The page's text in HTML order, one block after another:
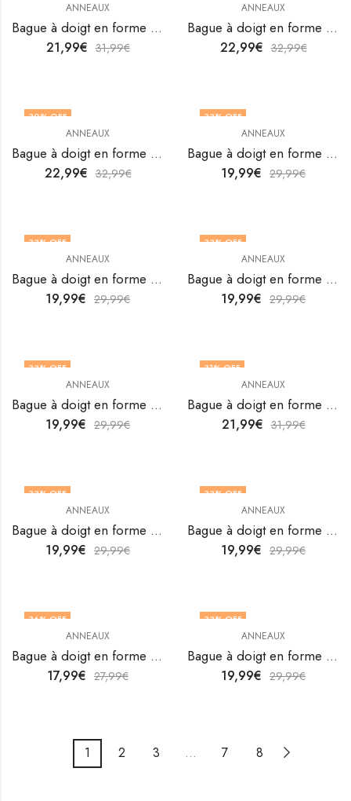
ANNEAUX
Bague à doigt en forme de cœur en acier inoxydable plaqué or 18 carats de V&F Jewelers
21,99€ 31,99€
ANNEAUX
Bague à doigt en forme de cœur en acier inoxydable plaqué or 18 carats de V&F Jewelers
22,99€ 32,99€
30% OFF
ANNEAUX
Bague à doigt en forme de cœur en acier inoxydable plaqué or 18 carats de V&F Jewelers
22,99€ 32,99€
33% OFF
ANNEAUX
Bague à doigt en forme de cœur en acier inoxydable plaqué or 18K de V&F Jewellers
19,99€ 29,99€
33% OFF
OUT OF STOCK
ANNEAUX
Bague à doigt en forme de cœur en acier inoxydable plaqué or 18K de V&F Jewellers
19,99€ 29,99€
33% OFF
OUT OF STOCK
ANNEAUX
Bague à doigt en forme de cœur en acier inoxydable plaqué or 18K de V&F Jewellers
19,99€ 29,99€
33% OFF
OUT OF STOCK
ANNEAUX
Bague à doigt en forme de cœur en acier inoxydable plaqué or 18K de V&F Jewellers
19,99€ 29,99€
31% OFF
ANNEAUX
Bague à doigt en forme de cœur en acier inoxydable plaqué or 18K de V&F Jewellers
21,99€ 31,99€
33% OFF
ANNEAUX
Bague à doigt en forme de cœur en acier inoxydable plaqué or 18K de V&F Jewellers
19,99€ 29,99€
33% OFF
ANNEAUX
Bague à doigt en forme de cœur en acier inoxydable plaqué or 18K de V&F Jewellers
19,99€ 29,99€
36% OFF
ANNEAUX
Bague à doigt en forme de cœur en acier inoxydable plaqué or 18K de V&F Jewellers
17,99€ 27,99€
33% OFF
ANNEAUX
Bague à doigt en forme de cœur en acier inoxydable plaqué or 18K de V&F Jewellers
19,99€ 29,99€
1 2 3 … 7 8